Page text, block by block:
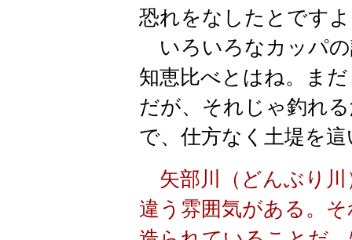
恐れをなしたとです
いろいろなカッパ
知恵比べとはね。ま
だが、それじゃ釣れ
で、仕方なく土堤を
矢部川（どんぶり川
違う雰囲気がある。